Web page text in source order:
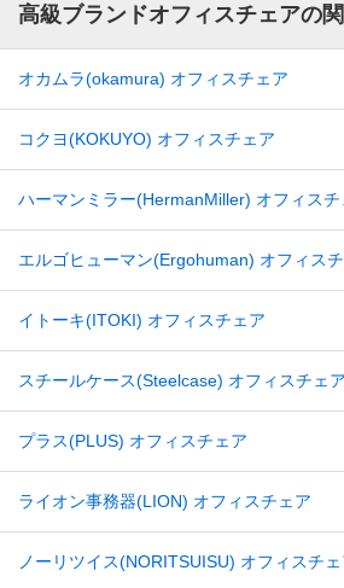
高級ブランドオフィスチェアの
オカムラ(okamura) オフィスチェア
コクヨ(KOKUYO) オフィスチェア
ハーマンミラー(HermanMiller) オフィスチ
エルゴヒューマン(Ergohuman) オフィス
イトーキ(ITOKI) オフィスチェア
スチールケース(Steelcase) オフィスチェア
プラス(PLUS) オフィスチェア
ライオン事務器(LION) オフィスチェア
ノーリツイス(NORITSUISU) オフィスチェ